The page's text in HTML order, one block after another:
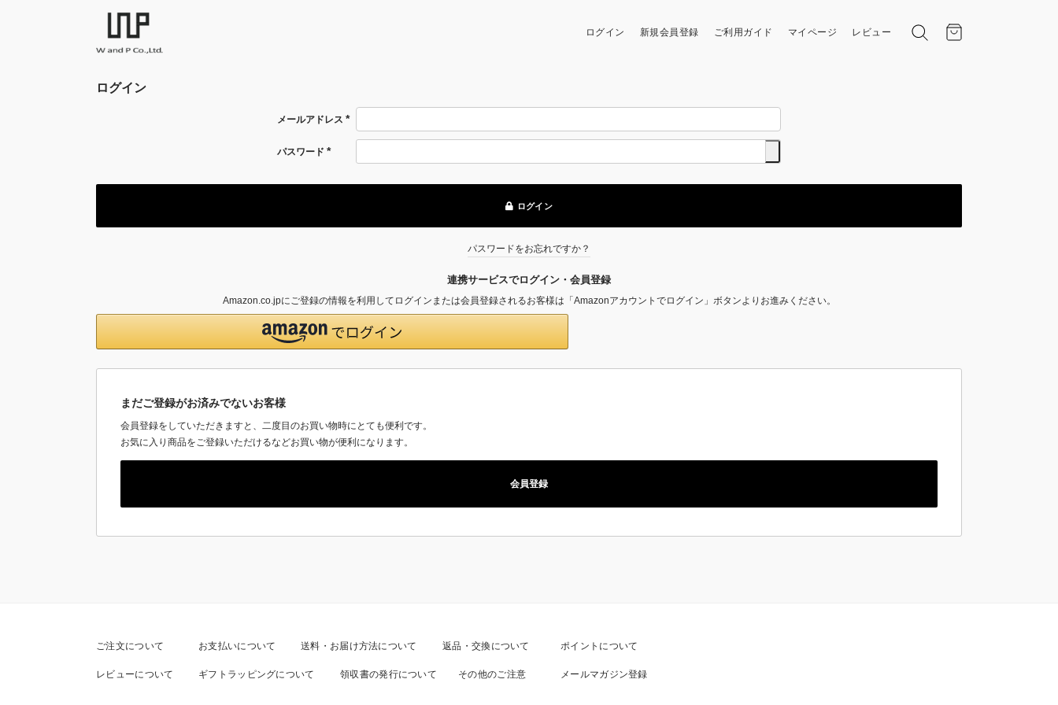
ログイン 新規会員登録 ご利用ガイド マイページ レビュー
ログイン
メールアドレス
(必
須)
パスワード
ログイン
パスワードをお忘れですか？
連携サービスでログイン・会員登録
Amazon.co.jpにご登録の情報を利用してログインまたは会員登録されるお客様は「Amazonアカウントでログイン」ボタンよりお進みください。
まだご登録がお済みでないお客様
会員登録をしていただきますと、二度目のお買い物時にとても便利です。
お気に入り商品をご登録いただけるなどお買い物が便利になります。
会員登録
ご注文について お支払いについて 送料・お届け方法について 返品・交換について ポイントについて
レビューについて ギフトラッピングについて 領収書の発行について その他のご注意 メールマガジン登録